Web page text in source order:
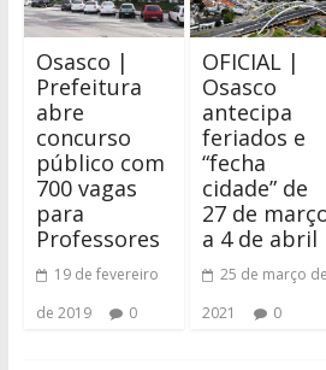
Osasco |
Prefeitura
abre
concurso
público com
700 vagas
para
Professores
19 de fevereiro
de 2019
0
OFICIAL |
Osasco
antecipa
feriados e
“fecha
cidade” de
27 de
a 4 de abril
25 de março de
2021
0